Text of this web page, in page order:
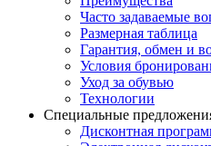
Часто задаваемые
Размерная таблица
Гарантия, обмен и
Условия
Уход за обувью
Технологии
Специальные
Дисконтная